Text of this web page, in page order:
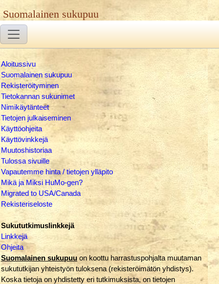
Suomalainen sukupuu
Aloitussivu
Suomalainen sukupuu
Rekisteröityminen
Tietokannan sukunimet
Nimikäytänteet
Tietojen julkaiseminen
Käyttöohjeita
Käyttövinkkejä
Muutoshistoriaa
Tulossa sivuille
Vapautemme hinta / tietojen ylläpito
Mikä ja Miksi HuMo-gen?
Migrated to USA/Canada
Rekisteriseloste
Sukututkimuslinkkejä
Linkkejä
Ohjeita
Suomalainen sukupuu on koottu harrastuspohjalta muutaman
sukututkijan yhteistyön tuloksena (rekisteröimätön yhdistys).
Koska tietoja on yhdistetty eri tutkimuksista, on tietojen